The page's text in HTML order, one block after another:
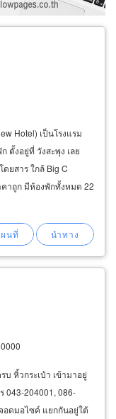
Hotel) เป็นโรงแรม
ตั้งอยู่ที่ วังสะพุง เลย
ยสาร ใกล้ Big C
คาถูก มีห้องพักทั้งหมด 22
หิ้วกระเป๋า เข้ามาอยู่
043-204001, 086-
อดมอไซค์ แยกกันอยู่ใต้